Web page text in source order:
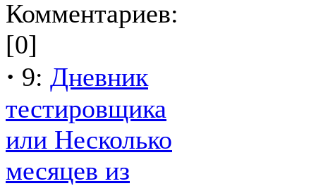
Комментариев:
[0]
· 9: Дневник
тестировщика
или Несколько
месяцев из